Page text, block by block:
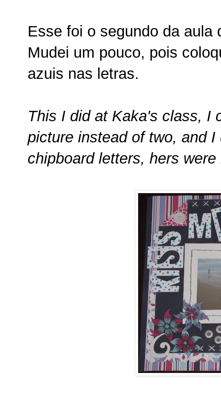
Esse foi o segundo da aula
Mudei um pouco, pois
azuis nas letras.
This I did at Kaka's class, I
picture instead of two, and
chipboard letters, hers were